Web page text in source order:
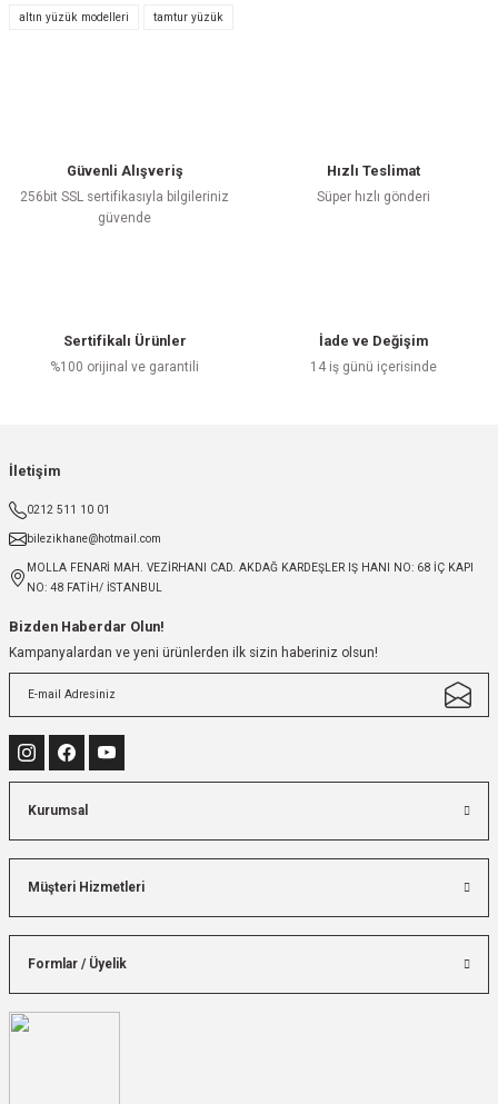
Bu ürüne ilk yorumu siz yapın!
altın yüzük modelleri
tamtur yüzük
Güvenli Alışveriş
256bit SSL sertifikasıyla bilgileriniz
güvende
Hızlı Teslimat
Süper hızlı gönderi
Sertifikalı Ürünler
%100 orijinal ve garantili
İade ve Değişim
14 iş günü içerisinde
İletişim
0212 511 10 01
bilezikhane@hotmail.com
MOLLA FENARİ MAH. VEZİRHANI CAD. AKDAĞ KARDEŞLER IŞ HANI NO: 68 İÇ KAPI
NO: 48 FATİH/ İSTANBUL
Bizden Haberdar Olun!
Kampanyalardan ve yeni ürünlerden ilk sizin haberiniz olsun!
Kurumsal
Müşteri Hizmetleri
Formlar / Üyelik